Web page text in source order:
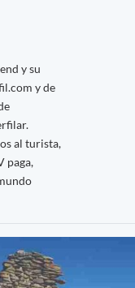
y su
y de
al turista,
paga,